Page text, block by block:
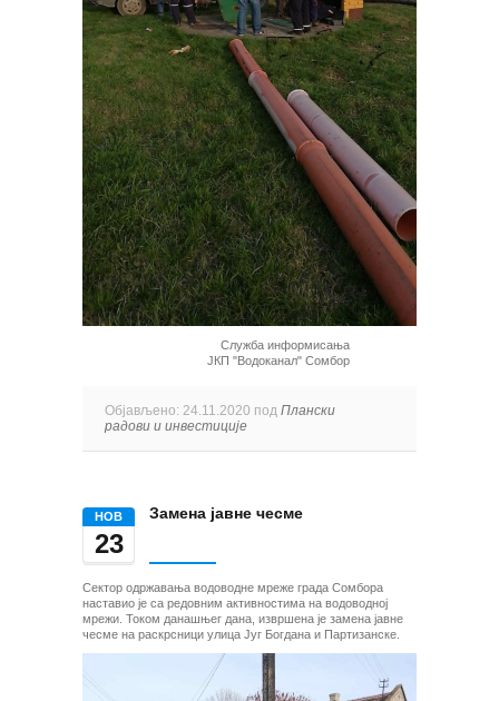
Служба информисања
ЈКП "Водоканал" Сомбор
Објављено: 24.11.2020 под Плански
радови и инвестиције
НОВ
23
Замена јавне чесме
Сектор одржавања водоводне мреже града Сомбора
наставио је са редовним активностима на водоводној
мрежи. Током данашњег дана, извршена је замена јавне
чесме на раскрсници улица Југ Богдана и Партизанске.